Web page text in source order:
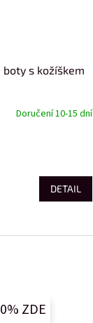
s kožíškem
Doručení 10-15 dní
DETAIL
ZDE